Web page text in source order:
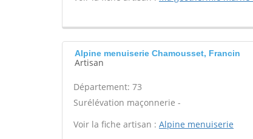
Alpine menuiserie Chamousset, Francin
Artisan
Département: 73
Surélévation maçonnerie -
Voir la fiche artisan : Alpine menuiserie